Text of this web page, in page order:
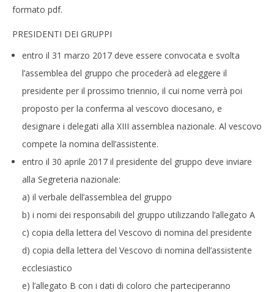
formato pdf.
PRESIDENTI DEI GRUPPI
entro il 31 marzo 2017 deve essere convocata e svolta
l’assemblea del gruppo che procederà ad eleggere il
presidente per il prossimo triennio, il cui nome verrà poi
proposto per la conferma al vescovo diocesano, e
designare i delegati alla XIII assemblea nazionale. Al vescovo
compete la nomina dell’assistente.
entro il 30 aprile 2017 il presidente del gruppo deve inviare
alla Segreteria nazionale:
a) il verbale dell’assemblea del gruppo
b) i nomi dei responsabili del gruppo utilizzando l’allegato A
c) copia della lettera del Vescovo di nomina del presidente
d) copia della lettera del Vescovo di nomina dell’assistente
ecclesiastico
e) l’allegato B con i dati di coloro che parteciperanno